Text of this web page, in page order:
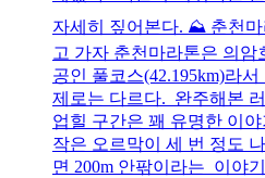
자세히 짚어본다. ⛰️ 춘천
고 가자 춘천마라톤은 의
공인 풀코스(42.195km)라
제로는 다르다. 완주해본
업힐 구간은 꽤 유명한 이
작은 오르막이 세 번 정도
면 200m 안팎이라는 이야